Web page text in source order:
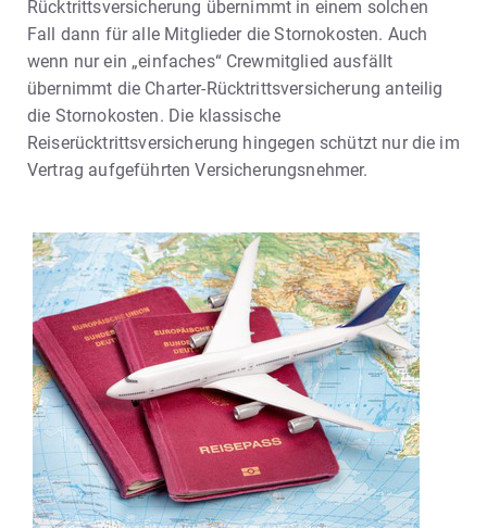
Rücktrittsversicherung übernimmt in einem solchen
Fall dann für alle Mitglieder die Stornokosten. Auch
wenn nur ein „einfaches“ Crewmitglied ausfällt
übernimmt die Charter-Rücktrittsversicherung anteilig
die Stornokosten. Die klassische
Reiserücktrittsversicherung hingegen schützt nur die im
Vertrag aufgeführten Versicherungsnehmer.